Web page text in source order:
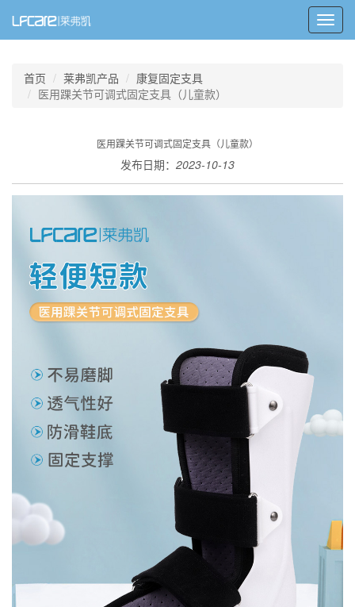
首页 莱弗凯产品
康复固定支具
医用踝关节可调式固定支具（儿童款）
医用踝关节可调式固定支具（儿童款）
发布日期： 2023-10-13